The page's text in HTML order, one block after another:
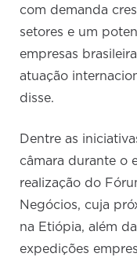
com demanda
setores e um
empresas
atuação
disse.
Dentre as
câmara durante o
realização do
Negócios, cuja
na Etiópia, além
expedições